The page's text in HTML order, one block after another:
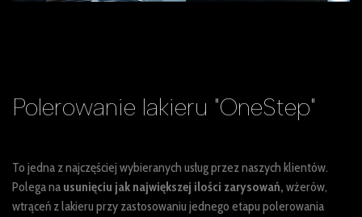
Polerowanie lakieru "OneStep"
To jedna z najczęściej wybieranych usług przez naszych klientów.
Polega na usunięciu jak największej ilości zarysowań, wżerów,
wtrąceń z lakieru przy zastosowaniu jednego etapu polerowania